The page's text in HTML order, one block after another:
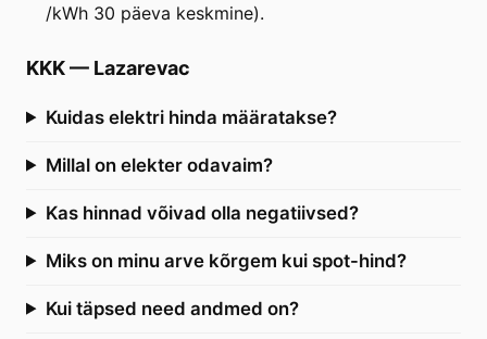
/kWh 30 päeva keskmine).
KKK— Lazarevac
Kuidas elektri hinda määratakse?
Millal on elekter odavaim?
Kas hinnad võivad olla negatiivsed?
Miks on minu arve kõrgem kui spot-hind?
Kui täpsed need andmed on?